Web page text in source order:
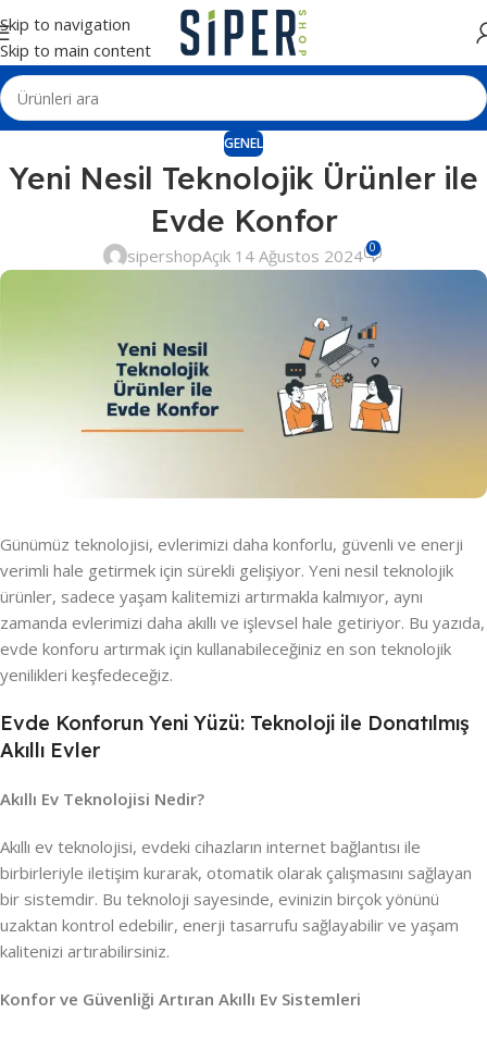
Skip to navigation
Skip to main content
GENEL
Yeni Nesil Teknolojik Ürünler ile
Evde Konfor
sipershopAçık 14 Ağustos 2024 0
Günümüz teknolojisi, evlerimizi daha konforlu, güvenli ve enerji
verimli hale getirmek için sürekli gelişiyor. Yeni nesil teknolojik
ürünler, sadece yaşam kalitemizi artırmakla kalmıyor, aynı
zamanda evlerimizi daha akıllı ve işlevsel hale getiriyor. Bu yazıda,
evde konforu artırmak için kullanabileceğiniz en son teknolojik
yenilikleri keşfedeceğiz.
Evde Konforun Yeni Yüzü: Teknoloji ile Donatılmış
Akıllı Evler
Akıllı Ev Teknolojisi Nedir?
Akıllı ev teknolojisi, evdeki cihazların internet bağlantısı ile
birbirleriyle iletişim kurarak, otomatik olarak çalışmasını sağlayan
bir sistemdir. Bu teknoloji sayesinde, evinizin birçok yönünü
uzaktan kontrol edebilir, enerji tasarrufu sağlayabilir ve yaşam
kalitenizi artırabilirsiniz.
Konfor ve Güvenliği Artıran Akıllı Ev Sistemleri